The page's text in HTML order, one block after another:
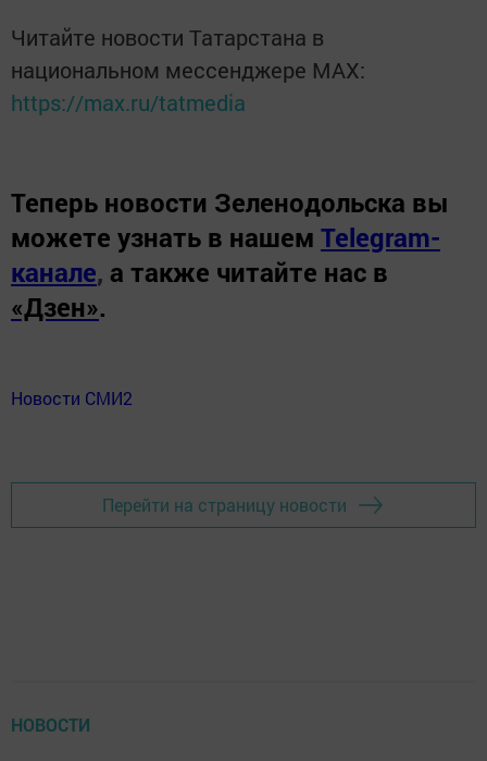
Читайте новости Татарстана в
национальном мессенджере MАХ:
https://max.ru/tatmedia
Теперь новости Зеленодольска вы
можете узнать в нашем Telegram-
канале, а также читайте нас в
«Дзен».
Новости СМИ2
Перейти на страницу новости
НОВОСТИ